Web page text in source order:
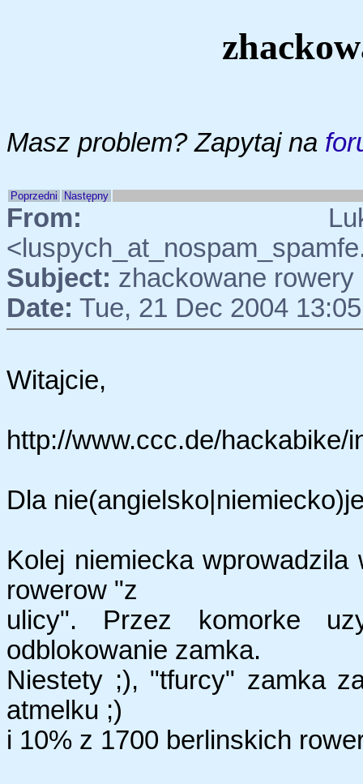
Masz problem? Zapytaj na
Poprzedni Następny
From:
Subject: zhackowane rowery
Date: Tue, 21 Dec 2004
Witajcie,
http://www.ccc.de/hackabike/
Dla
Kolej niemiecka
rowerow "z
ulicy". Przez komorke
odblokowanie zamka.
Niestety ;), "tfurcy" zamka
atmelku ;)
i 10% z 1700 berlinskich